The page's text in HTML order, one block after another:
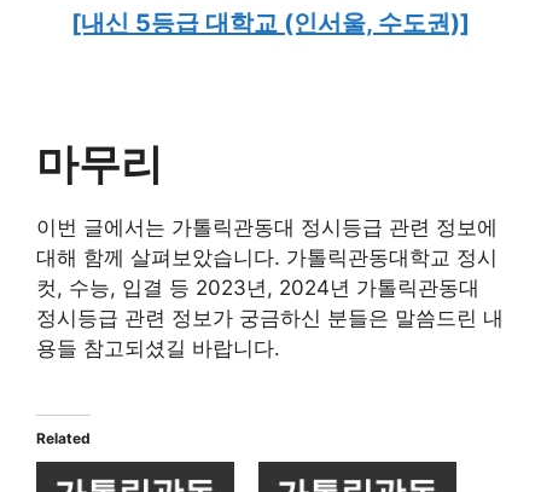
[내신 5등급 대학교 (인서울, 수도권)]
마무리
이번 글에서는 가톨릭관동대 정시등급 관련 정보에
대해 함께 살펴보았습니다. 가톨릭관동대학교 정시
컷, 수능, 입결 등 2023년, 2024년 가톨릭관동대
정시등급 관련 정보가 궁금하신 분들은 말씀드린 내
용들 참고되셨길 바랍니다.
Related